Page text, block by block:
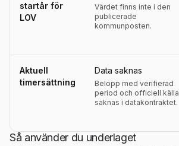
startår för
LOV
Värdet finns inte i den
publicerade
kommunposten.
Aktuell
timersättning
Data saknas
Belopp med verifierad
period och officiell källa
saknas i datakontraktet.
Så använder du underlaget